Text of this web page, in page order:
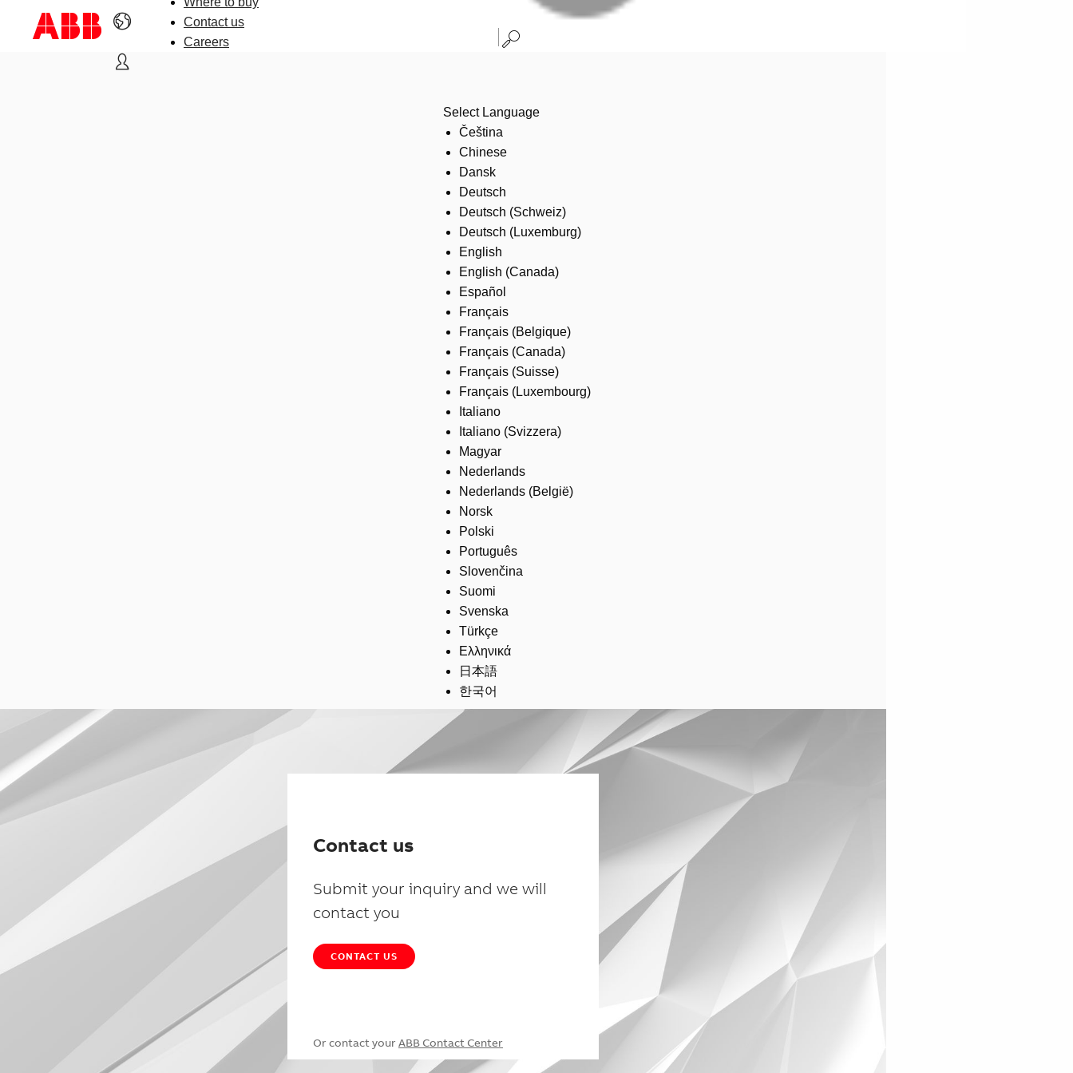
Contact us
Careers
Select Language
Čeština
Chinese
Dansk
Deutsch
Deutsch (Schweiz)
Deutsch (Luxemburg)
English
English (Canada)
Español
Français
Français (Belgique)
Français (Canada)
Français (Suisse)
Français (Luxembourg)
Italiano
Italiano (Svizzera)
Magyar
Nederlands
Nederlands (België)
Norsk
Polski
Português
Slovenčina
Suomi
Svenska
Türkçe
Ελληνικά
日本語
한국어
Contact us
Submit your inquiry and we will
contact you
CONTACT US
Or contact your ABB Contact Center